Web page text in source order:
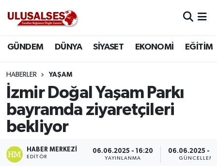
GÜNDEM DÜNYA SİYASET EKONOMİ EĞİTİM
HABERLER YAŞAM
İzmir Doğal Yaşam Parkı
bayramda ziyaretçileri
bekliyor
HABER MERKEZI
EDITÖR
06.06.2025 - 16:20
YAYINLANMA
06.06.2025 -
DÜNYA
SİYASET
EKONOMİ
EĞİTİM
SAĞLIK
Trafik Durumu
Süper Lig Puan Durumu ve Fikstür
Tüm Manşetler
Son Dakika Haberleri
Haber Arşivi